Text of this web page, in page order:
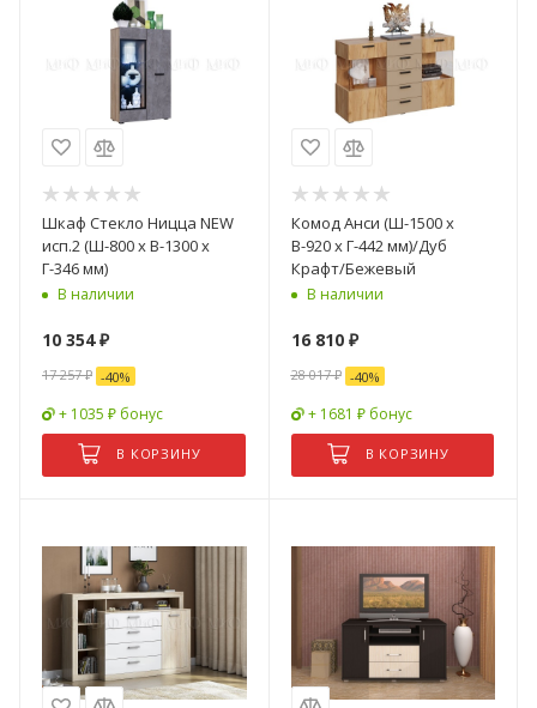
Шкаф Стекло Ницца NEW
исп.2 (Ш-800 x В-1300 x
Г-346 мм)
В наличии
10 354₽
17 257₽ -40%
+ 1035 ₽ бонус
В КОРЗИНУ
Комод Анси (Ш-1500 x
В-920 x Г-442 мм)/Дуб
Крафт/Бежевый
В наличии
16 810₽
28 017₽ -40%
+ 1681 ₽ бонус
В КОРЗИНУ